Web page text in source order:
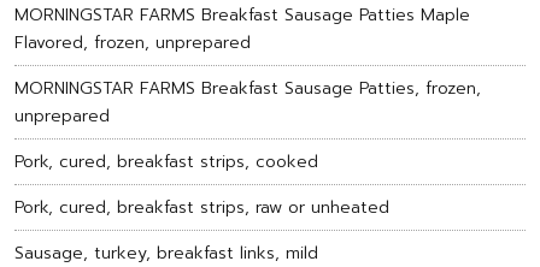
MORNINGSTAR FARMS Breakfast Sausage Patties Maple
Flavored, frozen, unprepared
MORNINGSTAR FARMS Breakfast Sausage Patties, frozen,
unprepared
Pork, cured, breakfast strips, cooked
Pork, cured, breakfast strips, raw or unheated
Sausage, turkey, breakfast links, mild